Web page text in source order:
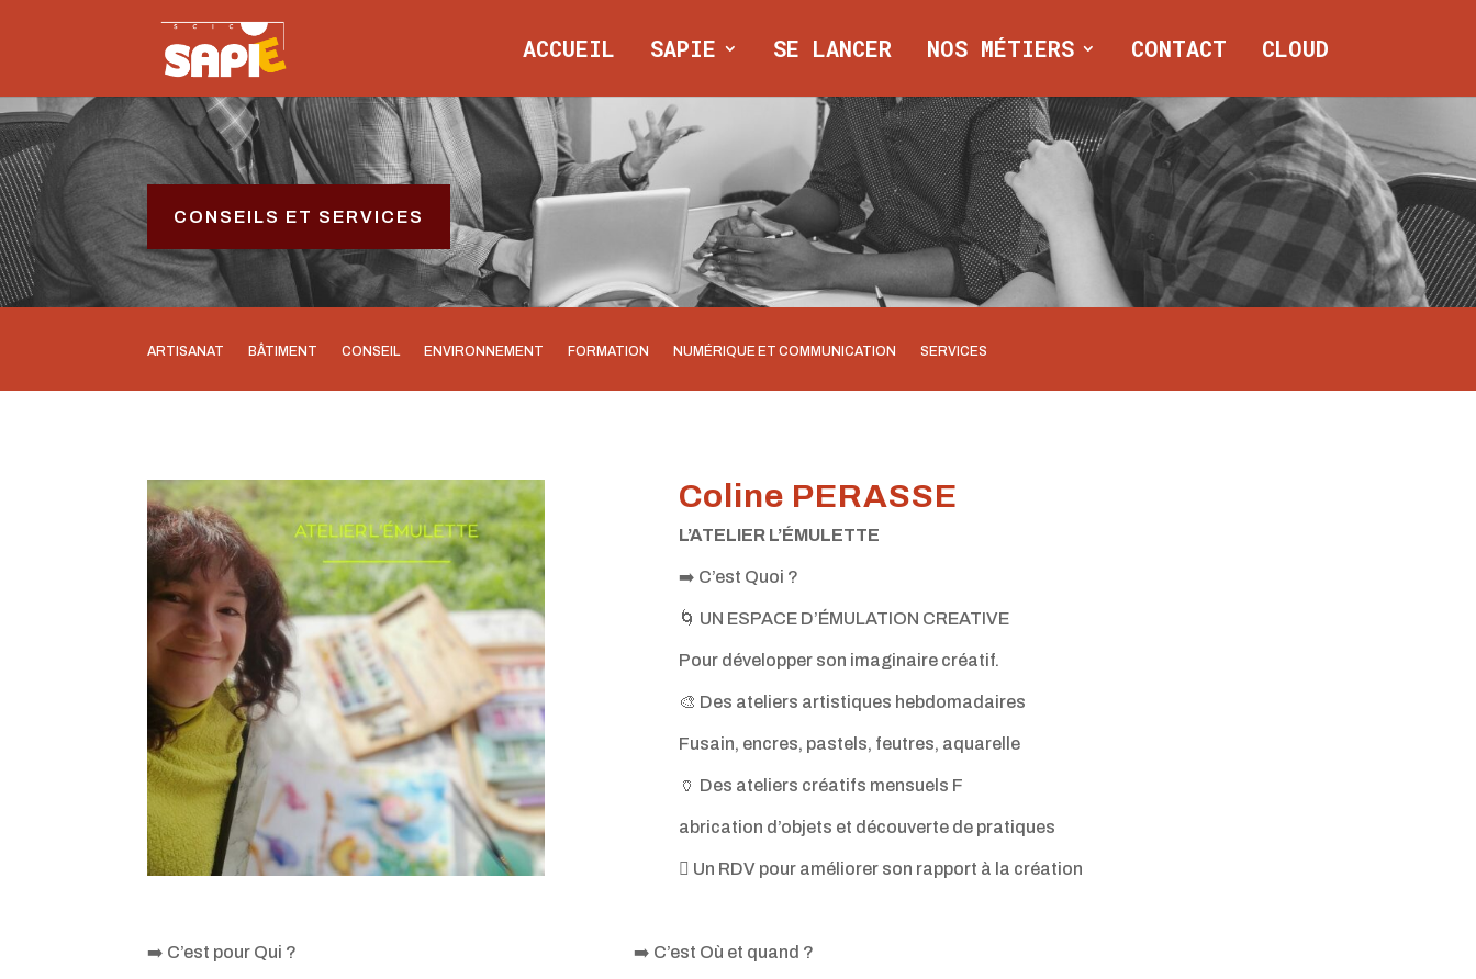
ACCUEIL SAPIE SE LANCER NOS MÉTIERS CONTACT CLOUD
CONSEILS ET SERVICES
ARTISANAT BÂTIMENT CONSEIL ENVIRONNEMENT FORMATION NUMÉRIQUE ET COMMUNICATION SERVICES
Coline PERASSE
L’ATELIER L’ÉMULETTE
➡️ C’est Quoi ?
🌀 UN ESPACE D’ÉMULATION CREATIVE
Pour développer son imaginaire créatif.
🎨 Des ateliers artistiques hebdomadaires
Fusain, encres, pastels, feutres, aquarelle
🏺 Des ateliers créatifs mensuels F
abrication d’objets et découverte de pratiques
🫟 Un RDV pour améliorer son rapport à la création
➡️ C’est pour Qui ? ➡️ C’est Où et quand ?